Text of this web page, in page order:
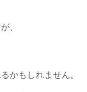
、
かもしれません。